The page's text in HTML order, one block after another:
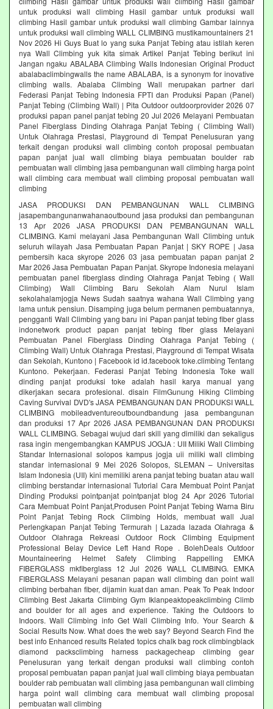
untuk produksi wall climbing Hasil gambar untuk produksi wall
climbing Hasil gambar untuk produksi wall climbing Gambar lainnya
untuk produksi wall climbing WALL CLIMBING mustikamountainers 21
Nov 2026 Hi Guys Buat lo yang suka Panjat Tebing atau istilah keren
nya Wall Climbing yuk kita simak Artikel Panjat Tebing berikut ini
Jangan ngaku ABALABA Climbing Walls Indonesian Original Product
abalabaclimbingwalls the name ABALABA, is a synonym for inovative
climbing walls. Abalaba Climbing Wall merupakan partner dari
Federasi Panjat Tebing Indonesia FPTI dan Produksi Papan (Panel)
Panjat Tebing (Climbing Wall) | Pita Outdoor outdoorprovider 2026 07
produksi papan panel panjat tebing 20 Jul 2026 Melayani Pembuatan
Panel Fiberglass Dinding Olahraga Panjat Tebing ( Climbing Wall)
Untuk Olahraga Prestasi, Playground di Tempat Penelusuran yang
terkait dengan produksi wall climbing contoh proposal pembuatan
papan panjat jual wall climbing biaya pembuatan boulder rab
pembuatan wall climbing jasa pembangunan wall climbing harga point
wall climbing cara membuat wall climbing proposal pembuatan wall
climbing
JASA PRODUKSI DAN PEMBANGUNAN WALL CLIMBING
jasapembangunanwahanaoutbound jasa produksi dan pembangunan
13 Apr 2026 JASA PRODUKSI DAN PEMBANGUNAN WALL
CLIMBING. Kami melayani Jasa Pembangunan Wall Climbing untuk
seluruh wilayah Jasa Pembuatan Papan Panjat | SKY ROPE | Jasa
pembersih kaca skyrope 2026 03 jasa pembuatan papan panjat 2
Mar 2026 Jasa Pembuatan Papan Panjat. Skyrope Indonesia melayani
pembuatan panel fiberglass dinding Olahraga Panjat Tebing ( Wall
Climbing) Wall Climbing Baru Sekolah Alam Nurul Islam
sekolahalamjogja News Sudah saatnya wahana Wall Climbing yang
lama untuk pensiun. Disamping juga belum permanen pembuatannya,
pengganti Wall Climbing yang baru ini Papan panjat tebing fiber glass
indonetwork product papan panjat tebing fiber glass Melayani
Pembuatan Panel Fiberglass Dinding Olahraga Panjat Tebing (
Climbing Wall) Untuk Olahraga Prestasi, Playground di Tempat Wisata
dan Sekolah, Kuntono | Facebook id id.facebook toke.climbing Tentang
Kuntono. Pekerjaan. Federasi Panjat Tebing Indonesia Toke wall
dinding panjat produksi toke adalah hasil karya manual yang
dikerjakan secara profesional. disain FilmGunung Hiking Climbing
Caving Survival DVD's JASA PEMBANGUNAN DAN PRODUKSI WALL
CLIMBING mobileadventureoutboundbandung jasa pembangunan
dan produksi 17 Apr 2026 JASA PEMBANGUNAN DAN PRODUKSI
WALL CLIMBING. Sebagai wujud dari skill yang dimiliki dan sekaligus
rasa ingin mengembangkan KAMPUS JOGJA : UII Miliki Wall Climbing
Standar Internasional solopos kampus jogja uii miliki wall climbing
standar internasional 9 Mei 2026 Solopos, SLEMAN – Universitas
Islam Indonesia (UII) kini memiliki arena panjat tebing buatan atau wall
climbing berstandar internasional Tutorial Cara Membuat Point Panjat
Dinding Produksi pointpanjat pointpanjat blog 24 Apr 2026 Tutorial
Cara Membuat Point Panjat,Produsen Point Panjat Tebing Warna Biru
Point Panjat Tebing Rock Climbing Holds, membuat wall Jual
Perlengkapan Panjat Tebing Termurah | Lazada lazada Olahraga &
Outdoor Olahraga Rekreasi Outdoor Rock Climbing Equipment
Professional Belay Device Left Hand Rope . BolehDeals Outdoor
Mountaineering Helmet Safety Climbing Rappelling EMKA
FIBERGLASS mkfiberglass 12 Jul 2026 WALL CLIMBING. EMKA
FIBERGLASS Melayani pesanan papan wall climbing dan point wall
climbing berbahan fiber, dijamin kuat dan aman. Peak To Peak Indoor
Climbing Best Jakarta Climbing Gym‎ Iklanpeaktopeakclimbing Climb
and boulder for all ages and experience. Taking the Outdoors to
Indoors. Wall Climbing‎ info Get Wall Climbing Info. Your Search &
Social Results Now. What does the web say? Beyond Search Find the
best info Enhanced results Related topics chalk bag rock climbingblack
diamond packsclimbing harness packagecheap climbing gear
Penelusuran yang terkait dengan produksi wall climbing contoh
proposal pembuatan papan panjat jual wall climbing biaya pembuatan
boulder rab pembuatan wall climbing jasa pembangunan wall climbing
harga point wall climbing cara membuat wall climbing proposal
pembuatan wall climbing